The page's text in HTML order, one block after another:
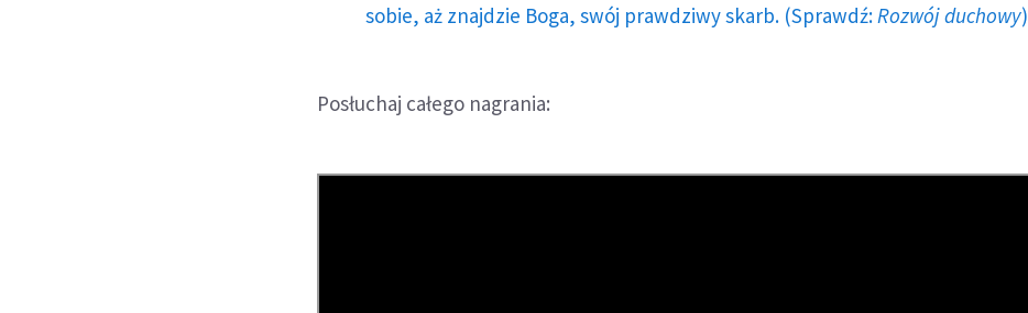
sobie, aż znajdzie Boga, swój prawdziwy skarb. (Sprawdź: Rozwój duchowy)
Posłuchaj całego nagrania: